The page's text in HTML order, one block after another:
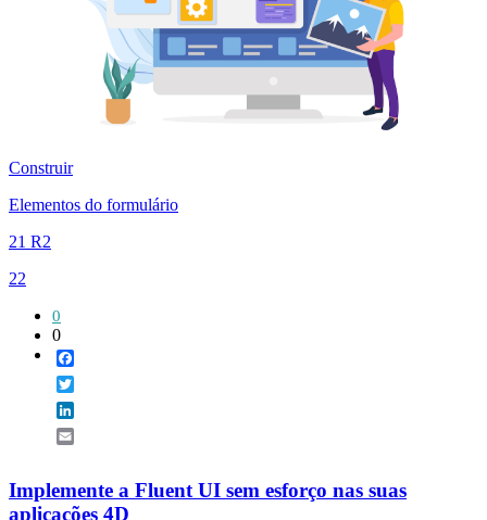
Construir
Elementos do formulário
21 R2
22
0
0
Implemente a Fluent UI sem esforço nas suas
aplicações 4D